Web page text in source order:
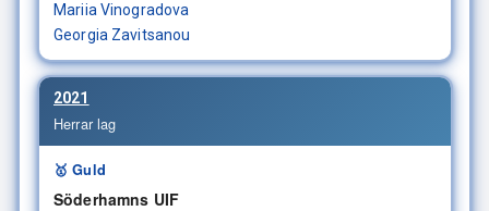
Mariia Vinogradova
Georgia Zavitsanou
2021
Herrar lag
🥇 Guld
Söderhamns UIF